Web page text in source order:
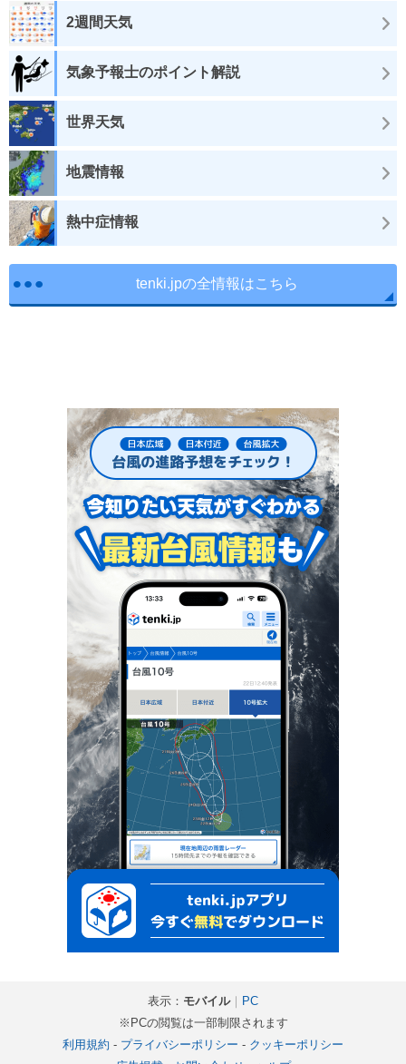
2週間天気
気象予報士のポイント解説
世界天気
地震情報
熱中症情報
tenki.jpの全情報はこちら
表示： モバイル｜ PC
※PCの閲覧は一部制限されます
利用規約 - プライバシーポリシー - クッキーポリシー